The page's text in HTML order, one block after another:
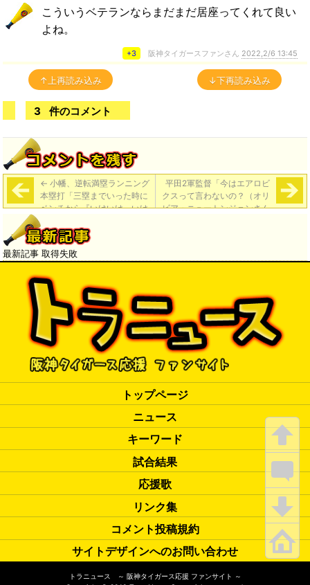
こういうベテランならまだまだ居座ってくれて良い
よね。
+3 阪神タイガースファンさん 2022,2/6 13:45
↑上再読み込み ↓下再読み込み
3 件のコメント
← 小幡、逆転満塁ランニング
本塁打「三塁までいった時に
ベンチから『いけいけ、いけ
いけ』と。大山さんの声がめ
っちゃ聞こえて。それでいき
ました」
平田2軍監督「今はエアロビ
クスって言わないの？（オリ
ビア・ニュートンジョンさん
→
最新記事 取得失敗
トップページ
ニュース
キーワード
試合結果
応援歌
リンク集
コメント投稿規約
サイトデザインへのお問い合わせ
トラニュース ～ 阪神タイガース応援 ファンサイト ～